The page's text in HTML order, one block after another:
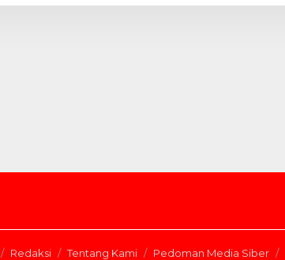
Redaksi Tentang Kami Pedoman Media Siber